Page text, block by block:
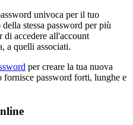
univoca per il tuo
stessa password per più
di accedere all'account
a quelli associati.
per creare la tua nuova
fornisce password forti, lunghe e